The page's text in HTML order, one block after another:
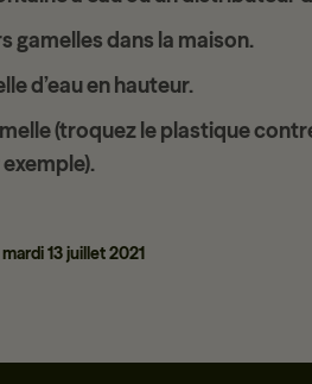
gamelles dans la maison.
d’eau en hauteur.
(troquez le plastique
mardi 13 juillet 2021